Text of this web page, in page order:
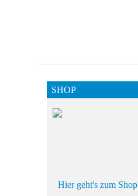
SHOP
Hier geht's zum Shop